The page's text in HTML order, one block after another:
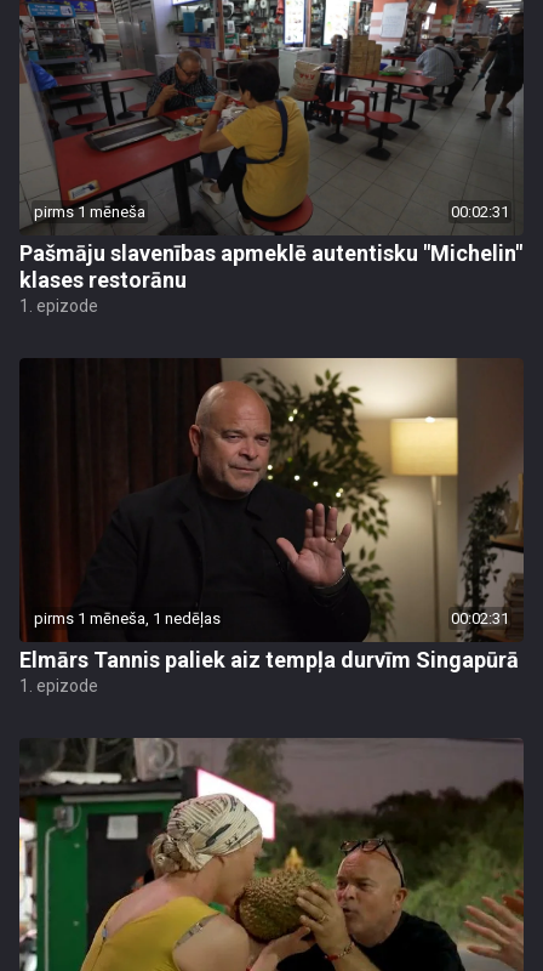
pirms 1 mēneša 00:02:31
Pašmāju slavenības apmeklē autentisku "Michelin"
klases restorānu
1. epizode
pirms 1 mēneša, 1 nedēļas 00:02:31
Elmārs Tannis paliek aiz tempļa durvīm Singapūrā
1. epizode